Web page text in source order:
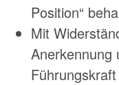
Position“
Mit
Anerkennung